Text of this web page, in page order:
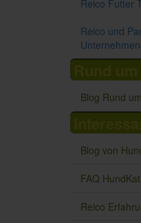
Reico Futter
Reico und
Blog Rund
Blog von
FAQ
Reico